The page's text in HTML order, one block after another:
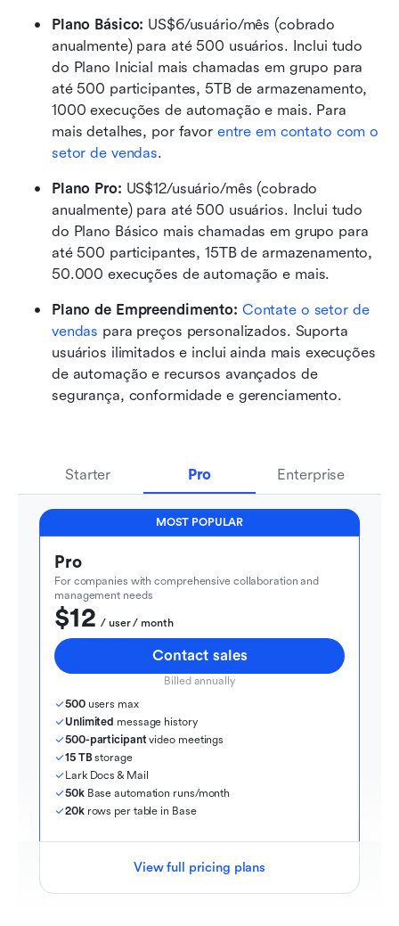
Plano Básico: US$6/usuário/mês (cobrado
anualmente) para até 500 usuários. Inclui tudo
do Plano Inicial mais chamadas em grupo para
até 500 participantes, 5TB de armazenamento,
1000 execuções de automação e mais. Para
mais detalhes, por favor entre em contato com o
setor de vendas.
Plano Pro: US$12/usuário/mês (cobrado
anualmente) para até 500 usuários. Inclui tudo
do Plano Básico mais chamadas em grupo para
até 500 participantes, 15TB de armazenamento,
50.000 execuções de automação e mais.
Plano de Empreendimento: Contate o setor de
vendas para preços personalizados. Suporta
usuários ilimitados e inclui ainda mais execuções
de automação e recursos avançados de
segurança, conformidade e gerenciamento.
Starter Pro Enterprise
MOST POPULAR
Pro
For companies with comprehensive collaboration and
management needs
$12
  / user / month
Contact sales
Billed annually
500 users max
Unlimited message history
500-participant video meetings
15 TB storage
Lark Docs & Mail
50k Base automation runs/month
20k rows per table in Base
View full pricing plans